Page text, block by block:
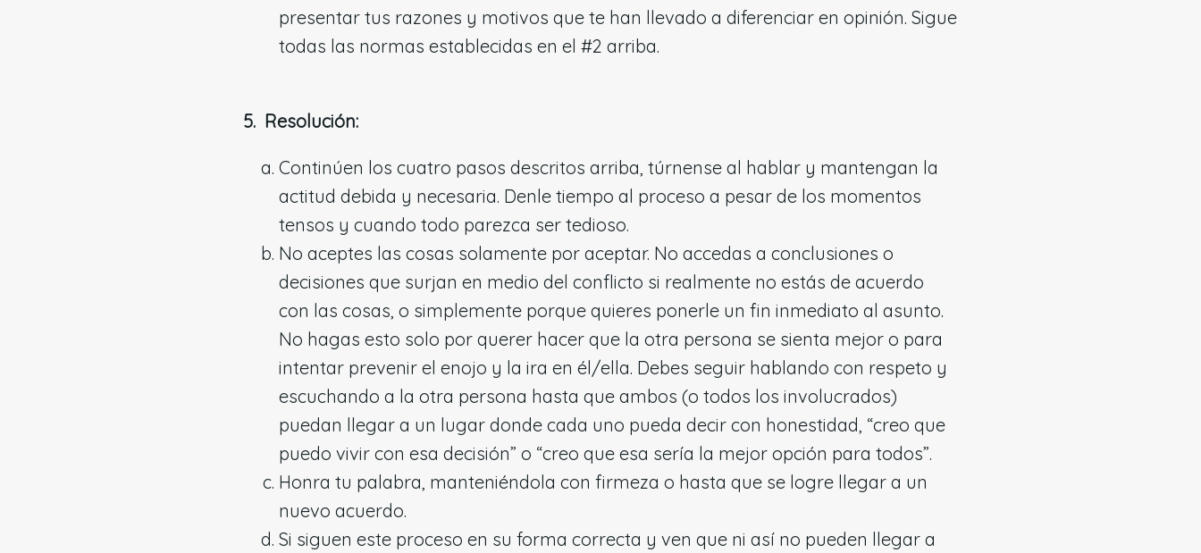
presentar tus razones y motivos que te han llevado a diferenciar en opinión. Sigue
todas las normas establecidas en el #2 arriba.
5. Resolución:
Continúen los cuatro pasos descritos arriba, túrnense al hablar y mantengan la
actitud debida y necesaria. Denle tiempo al proceso a pesar de los momentos
tensos y cuando todo parezca ser tedioso.
No aceptes las cosas solamente por aceptar. No accedas a conclusiones o
decisiones que surjan en medio del conflicto si realmente no estás de acuerdo
con las cosas, o simplemente porque quieres ponerle un fin inmediato al asunto.
No hagas esto solo por querer hacer que la otra persona se sienta mejor o para
intentar prevenir el enojo y la ira en él/ella. Debes seguir hablando con respeto y
escuchando a la otra persona hasta que ambos (o todos los involucrados)
puedan llegar a un lugar donde cada uno pueda decir con honestidad, “creo que
puedo vivir con esa decisión” o “creo que esa sería la mejor opción para todos”.
Honra tu palabra, manteniéndola con firmeza o hasta que se logre llegar a un
nuevo acuerdo.
Si siguen este proceso en su forma correcta y ven que ni así no pueden llegar a